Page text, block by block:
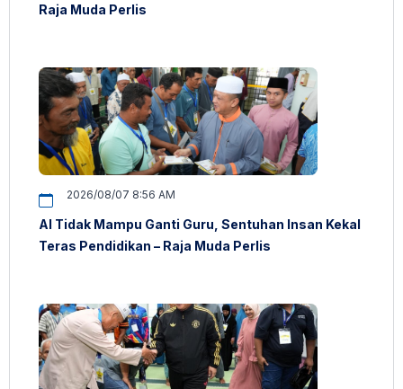
Raja Muda Perlis
2026/08/07 8:56 AM
AI Tidak Mampu Ganti Guru, Sentuhan Insan Kekal
Teras Pendidikan – Raja Muda Perlis